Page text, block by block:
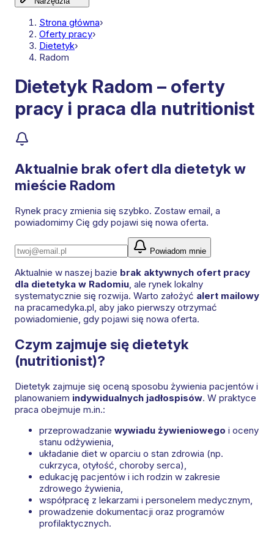
Strona główna›
Oferty pracy›
Dietetyk›
Radom
Dietetyk Radom – oferty
pracy i praca dla nutritionist
Aktualnie brak ofert dla dietetyk w
mieście Radom
Rynek pracy zmienia się szybko. Zostaw email, a
powiadomimy Cię gdy pojawi się nowa oferta.
Powiadom mnie
Aktualnie w naszej bazie brak aktywnych ofert pracy
dla dietetyka w Radomiu , ale rynek lokalny
systematycznie się rozwija. Warto założyć alert mailowy
na pracamedyka.pl, aby jako pierwszy otrzymać
powiadomienie, gdy pojawi się nowa oferta.
Czym zajmuje się dietetyk
(nutritionist)?
Dietetyk zajmuje się oceną sposobu żywienia pacjentów i
planowaniem indywidualnych jadłospisów. W praktyce
praca obejmuje m.in.:
przeprowadzanie wywiadu żywieniowego i oceny
stanu odżywienia,
układanie diet w oparciu o stan zdrowia (np.
cukrzyca, otyłość, choroby serca),
edukację pacjentów i ich rodzin w zakresie
zdrowego żywienia,
współpracę z lekarzami i personelem medycznym,
prowadzenie dokumentacji oraz programów
profilaktycznych.